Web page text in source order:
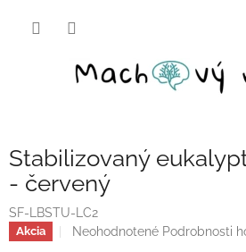
Stabilizovaný
- červený
SF-LBSTU-LC2
Akcia
Priemerné
Neohodnotené Podrobnosti